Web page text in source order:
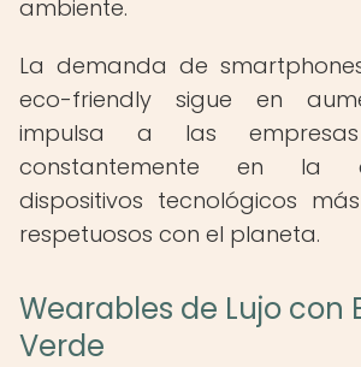
ambiente.
La demanda de
eco-friendly sigue en
impulsa a las
constantemente en la
dispositivos tecnológicos
respetuosos con el planeta.
Wearables de Lujo con
Verde